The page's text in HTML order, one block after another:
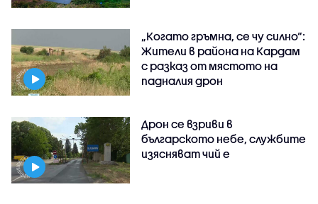
„Когато гръмна, се чу силно“:
Жители в района на Кардам
с разказ от мястото на
падналия дрон
Дрон се взриви в
българското небе, службите
изясняват чий е